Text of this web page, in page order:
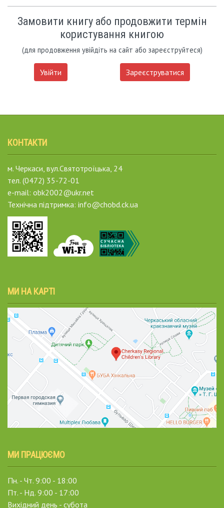
Замовити книгу або продовжити термін
користування книгою
(для продовження увійдіть на сайт або зареєструйтеся)
Увійти Зареєструватися
КОНТАКТИ
м. Черкаси, вул.Святотроїцька, 24
тел. (0472) 35-72-01
e-mail: obk2002@ukr.net
Технічна підтримка: info@chobd.ck.ua
МИ НА КАРТІ
МИ ПРАЦЮЄМО
Пн. - Чт. 9:00 - 18:00
Пт. - Нд. 9:00 - 17:00
Вихідний день - субота